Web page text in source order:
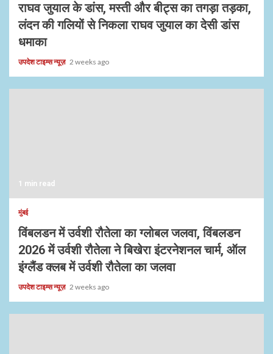
राघव जुयाल के डांस, मस्ती और बीट्स का तगड़ा तड़का,
लंदन की गलियों से निकला राघव जुयाल का देसी डांस
धमाका
उपदेश टाइम्स न्यूज़ 2 weeks ago
1 min read
मुंबई
विंबलडन में उर्वशी रौतेला का ग्लोबल जलवा, विंबलडन
2026 में उर्वशी रौतेला ने बिखेरा इंटरनेशनल चार्म, ऑल
इंग्लैंड क्लब में उर्वशी रौतेला का जलवा
उपदेश टाइम्स न्यूज़ 2 weeks ago